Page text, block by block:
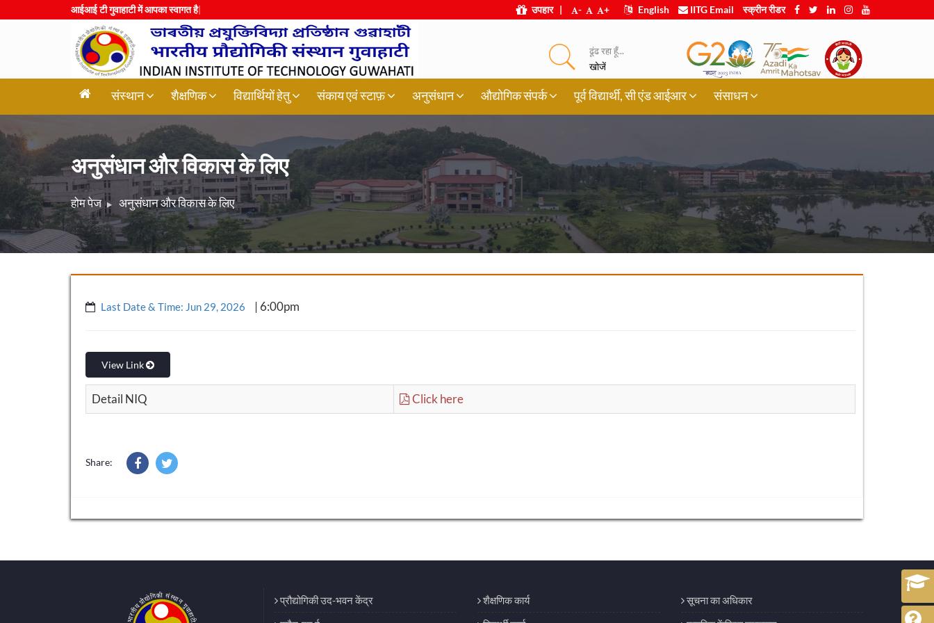
आईआई टी गुवाहाटी में आपका स्वागत है| उपहार | - + English IITG Email स्क्रीन रीडर
ढूंढ रहा हूँ...
खोजें
संस्थान शैक्षणिक विद्यार्थियों हेतु संकाय एवं स्टाफ़ अनुसंधान औद्योगिक संपर्क पूर्व विद्यार्थी, सी एंड आईआर संसाधन
अनुसंधान और विकास के लिए
होम पेज अनुसंधान और विकास के लिए
Last Date & Time: Jun 29, 2026 | 6:00pm
View Link
Detail NIQ Click here
Share:
प्रौद्योगिकी उद-भवन केंद्र
शैक्षणिक कार्य
सूचना का अधिकार